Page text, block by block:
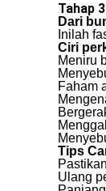
Tahap
Dari
Inilah
Ciri
Meniru
Faham
Tips
Ulang